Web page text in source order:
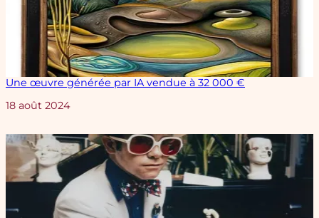
Une œuvre générée par IA vendue à 32 000 €
Date
18 août 2024